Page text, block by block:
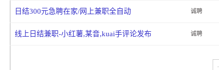
日结300元急聘在家/网上兼职全自动 诚聘
线上日结兼职-小红薯,某音,kuai手评论发布 诚聘